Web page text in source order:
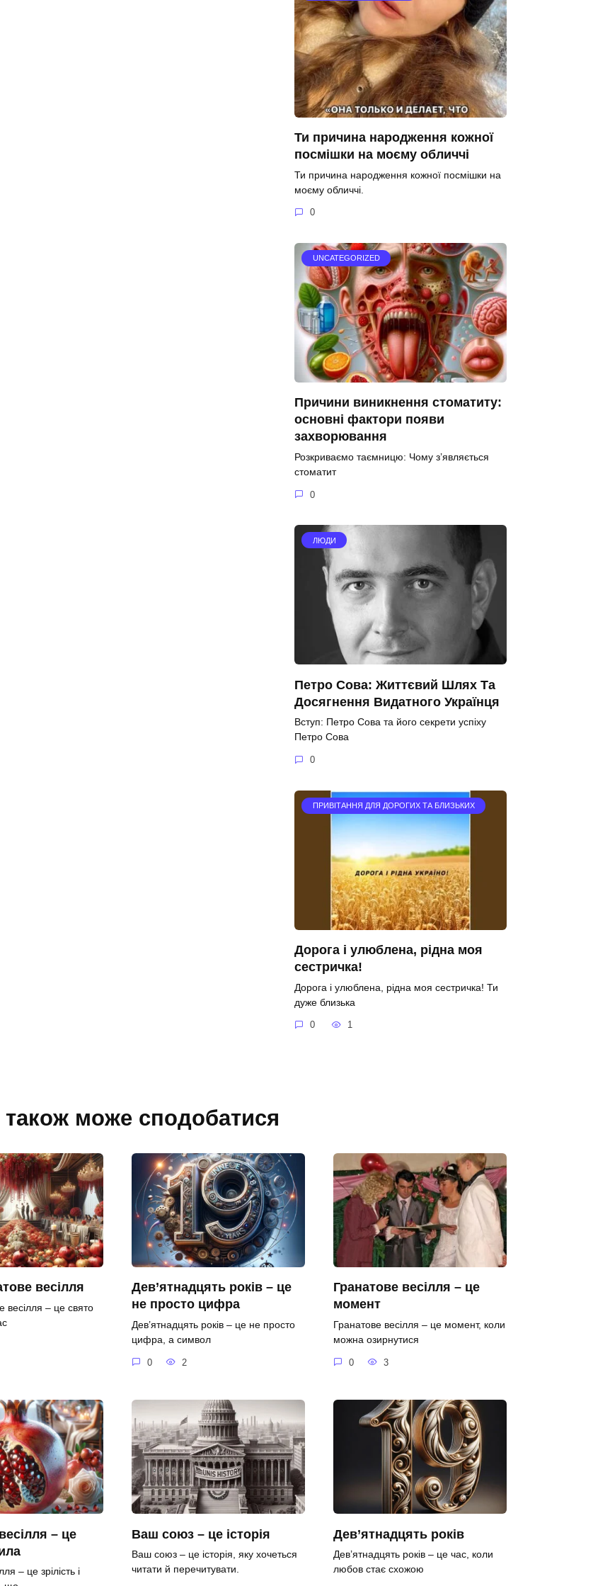
Ти причина народження кожної
посмішки на моєму обличчі
Ти причина народження кожної посмішки на
моєму обличчі.
0
UNCATEGORIZED
Причини виникнення стоматиту:
основні фактори появи
захворювання
Розкриваємо таємницю: Чому з’являється
стоматит
0
ЛЮДИ
Петро Сова: Життєвий Шлях Та
Досягнення Видатного Українця
Вступ: Петро Сова та його секрети успіху
Петро Сова
0
ПРИВІТАННЯ ДЛЯ ДОРОГИХ ТА БЛИЗЬКИХ
Дорога і улюблена, рідна моя
сестричка!
Дорога і улюблена, рідна моя сестричка! Ти
дуже близька
0 1
може сподобатися
весілля
весілля – це свято
Дев’ятнадцять років – це
не просто цифра
Дев’ятнадцять років – це не просто
цифра, а символ
0 2
Гранатове весілля – це
момент
Гранатове весілля – це момент, коли
можна озирнутися
0 3
– це
– це зрілість і
Ваш союз – це історія
Ваш союз – це історія, яку хочеться
читати й перечитувати.
Дев’ятнадцять років
Дев’ятнадцять років – це час, коли
любов стає схожою